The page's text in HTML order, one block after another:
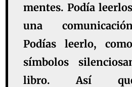
mentes. Podía
una
Podías leerlo,
símbolos
libro. Así